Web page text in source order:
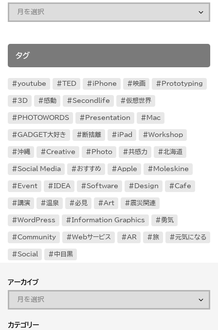
タグ
youtube TED iPhone 映画 Prototyping
3D 感動 Secondlife 仮想世界
PHOTOWORDS Presentation Mac
GADGET大好き 断捨離 iPad Workshop
沖縄 Creative Photo 共感力 北海道
Social Media おすすめ Apple Moleskine
Event IDEA Software Design Cafe
講演 温泉 必見 Art 震災関連
WordPress Information Graphics 勇気
Community Webサービス AR 旅 元気になる
Social 中目黒
アーカイブ
カテゴリー